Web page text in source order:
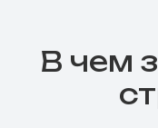
В чем